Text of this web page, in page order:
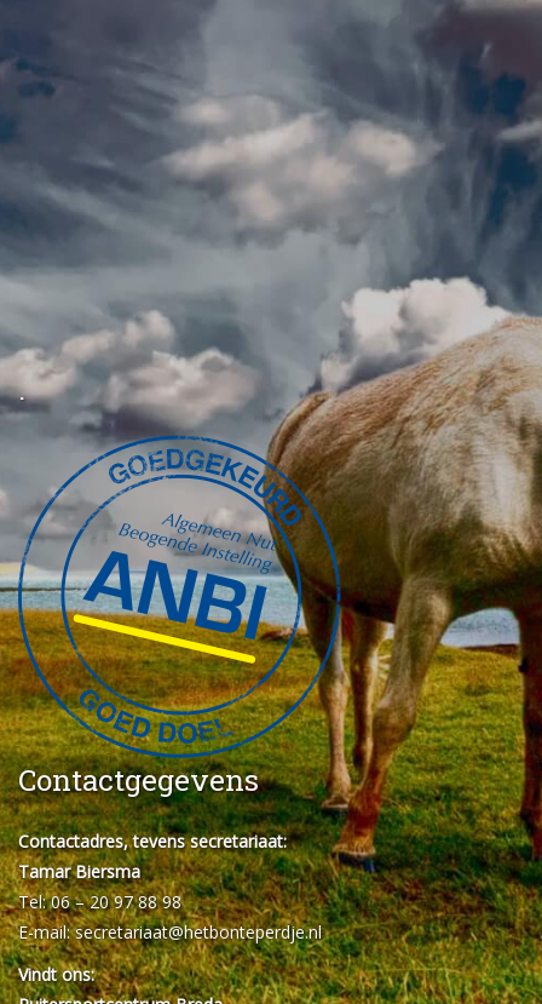
.
Contactgegevens
Contactadres, tevens secretariaat:
Tamar Biersma
Tel: 06 – 20 97 88 98
E-mail:secretariaat@hetbonteperdje.nl
Vindt ons: